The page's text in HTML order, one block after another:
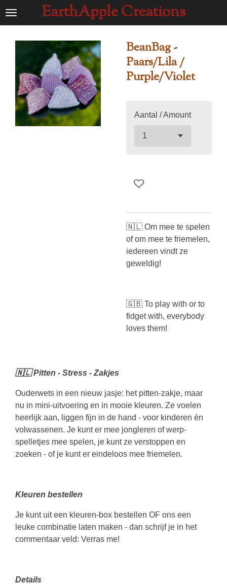
Ga
hoofdinhoud
EarthApple Creations
BeanBag -
Paars/Lila /
Purple/Violet
Aantal / Amount
🇳🇱 Om mee te spelen
of om mee te friemelen,
iedereen vindt ze
geweldig!
🇬🇧 To play with or to
fidget with, everybody
loves them!
🇳🇱 Pitten - Stress - Zakjes
Ouderwets in een nieuw jasje: het pitten-zakje, maar
nu in mini-uitvoering en in mooie kleuren. Ze voelen
heerlijk aan, liggen fijn in de hand - voor kinderen én
volwassenen. Je kunt er mee jongleren of werp-
spelletjes mee spelen, je kunt ze verstoppen en
zoeken - of je kunt er eindeloos mee friemelen.
Kleuren bestellen
Je kunt uit een kleuren-box bestellen OF ons een
leuke combinatie laten maken - dan schrijf je in het
commentaar veld: Verras me!
Details